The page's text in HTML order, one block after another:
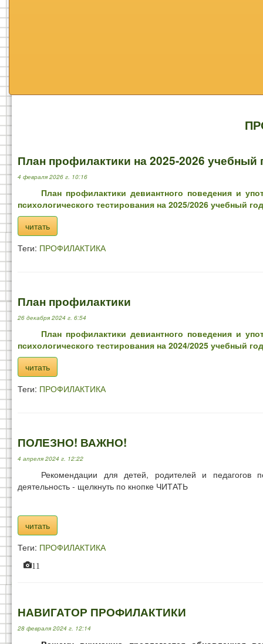
План профилактики на 2025-2026 учебный
4 февраля 2026 г. 10:16
План профилактики девиантного поведения и
психологического тестирования на 2025/2026 учебный год
читать
Теги: ПРОФИЛАКТИКА
План профилактики
26 декабря 2024 г. 6:54
План профилактики девиантного поведения и
психологического тестирования на 2024/2025 учебный год
читать
Теги: ПРОФИЛАКТИКА
ПОЛЕЗНО! ВАЖНО!
4 апреля 2024 г. 12:22
Рекомендации для детей, родителей и педагогов
деятельность - щелкнуть по кнопке ЧИТАТЬ
читать
Теги: ПРОФИЛАКТИКА
11
НАВИГАТОР ПРОФИЛАКТИКИ
28 февраля 2024 г. 12:14